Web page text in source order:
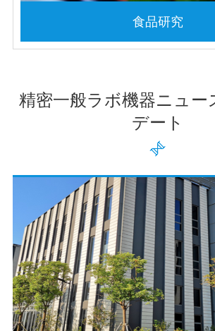
食品研究
精密一般ラボ機器ニュー
デート
